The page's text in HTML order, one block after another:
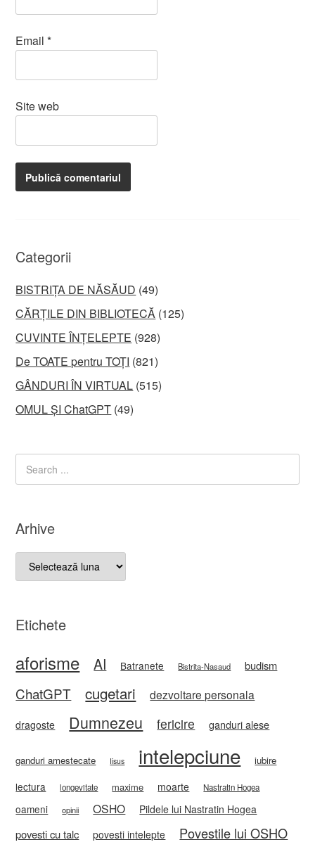
Email*
Site web
Categorii
BISTRIȚA DE NĂSĂUD (49)
CĂRȚILE DIN BIBLIOTECĂ (125)
CUVINTE ÎNȚELEPTE (928)
De TOATE pentru TOȚI (821)
GÂNDURI ÎN VIRTUAL (515)
OMUL ȘI ChatGPT (49)
Arhive
Arhive
Etichete
aforisme AI Batranete Bistrita-Nasaud budism
ChatGPT cugetari dezvoltare personala
dragoste Dumnezeu fericire ganduri alese
ganduri amestecate Iisus intelepciune iubire
lectura longevitate maxime moarte Nastratin Hogea
oameni opinii OSHO Pildele lui Nastratin Hogea
povesti cu talc povesti intelepte Povestile lui OSHO